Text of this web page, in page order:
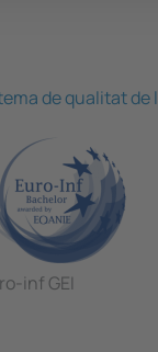
de qualitat de
inf GEI